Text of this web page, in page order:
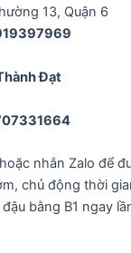
13, Quận 6
Đạt
nhắn Zalo để
chủ động thời
bằng B1 ngay